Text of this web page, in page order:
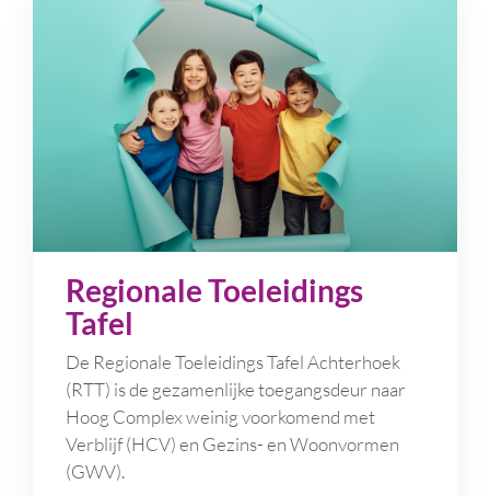
Regionale Toeleidings
Tafel
De Regionale Toeleidings Tafel Achterhoek
(RTT) is de gezamenlijke toegangsdeur naar
Hoog Complex weinig voorkomend met
Verblijf (HCV) en Gezins- en Woonvormen
(GWV).